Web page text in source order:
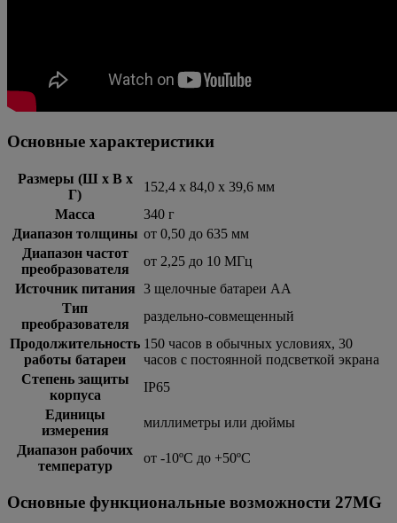
Основные характеристики
Размеры (Ш x В x
Г)
152,4 х 84,0 х 39,6 мм
Масса
340 г
Диапазон толщины от 0,50 до 635 мм
Диапазон частот
преобразователя
от 2,25 до 10 МГц
Источник питания 3 щелочные батареи АА
Тип
преобразователя
раздельно-совмещенный
Продолжительность
работы батареи
150 часов в обычных условиях, 30
часов с постоянной подсветкой экрана
Степень защиты
корпуса
IP65
Единицы
измерения
миллиметры или дюймы
Диапазон рабочих
температур
от -10ºС до +50ºС
Основные функциональные возможности 27MG